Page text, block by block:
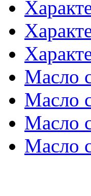
Масло
Масло
Масло
Масло